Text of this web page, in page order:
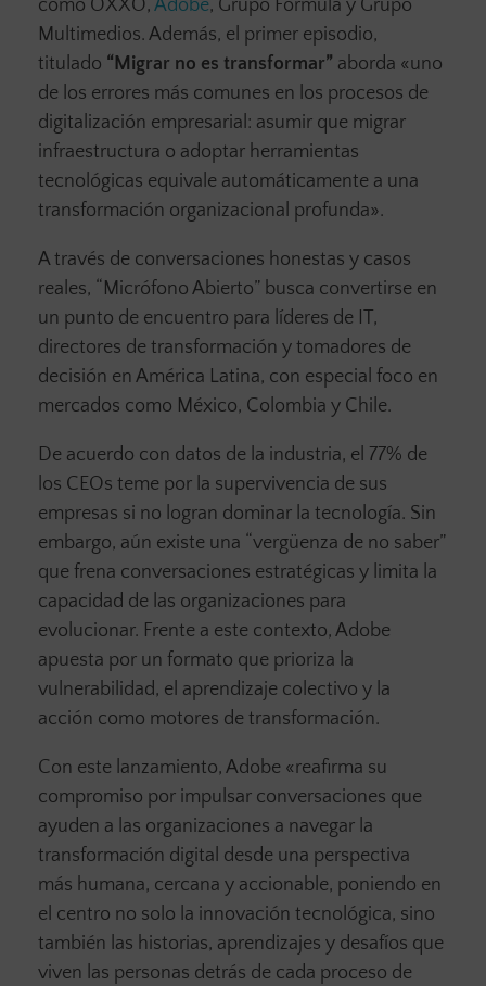
como OXXO, Adobe, Grupo Fórmula y Grupo
Multimedios. Además, el primer episodio,
titulado “Migrar no es transformar” aborda «uno
de los errores más comunes en los procesos de
digitalización empresarial: asumir que migrar
infraestructura o adoptar herramientas
tecnológicas equivale automáticamente a una
transformación organizacional profunda».
A través de conversaciones honestas y casos
reales, “Micrófono Abierto” busca convertirse en
un punto de encuentro para líderes de IT,
directores de transformación y tomadores de
decisión en América Latina, con especial foco en
mercados como México, Colombia y Chile.
De acuerdo con datos de la industria, el 77% de
los CEOs teme por la supervivencia de sus
empresas si no logran dominar la tecnología. Sin
embargo, aún existe una “vergüenza de no saber”
que frena conversaciones estratégicas y limita la
capacidad de las organizaciones para
evolucionar. Frente a este contexto, Adobe
apuesta por un formato que prioriza la
vulnerabilidad, el aprendizaje colectivo y la
acción como motores de transformación.
Con este lanzamiento, Adobe «reafirma su
compromiso por impulsar conversaciones que
ayuden a las organizaciones a navegar la
transformación digital desde una perspectiva
más humana, cercana y accionable, poniendo en
el centro no solo la innovación tecnológica, sino
también las historias, aprendizajes y desafíos que
viven las personas detrás de cada proceso de